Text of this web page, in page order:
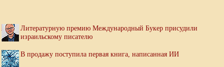
Литературную премию Международный Букер присудили
израильскому писателю
В продажу поступила первая книга, написанная ИИ